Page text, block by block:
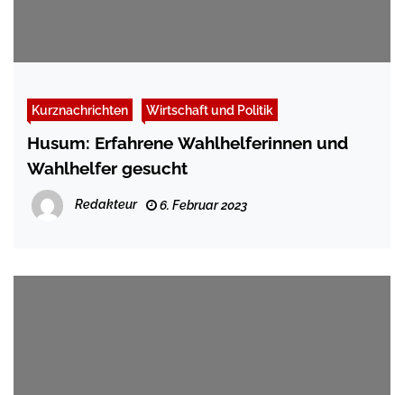
Kurznachrichten Wirtschaft und Politik
Husum: Erfahrene Wahlhelferinnen und
Wahlhelfer gesucht
Redakteur 6. Februar 2023